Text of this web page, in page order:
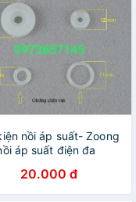
nồi áp suất- Zoong
áp suất điện đa
20.000 đ